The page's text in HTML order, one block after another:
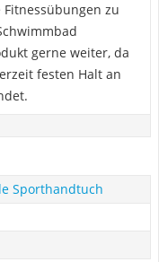
zu
gerne weiter, da
festen Halt an
Sporthandtuch